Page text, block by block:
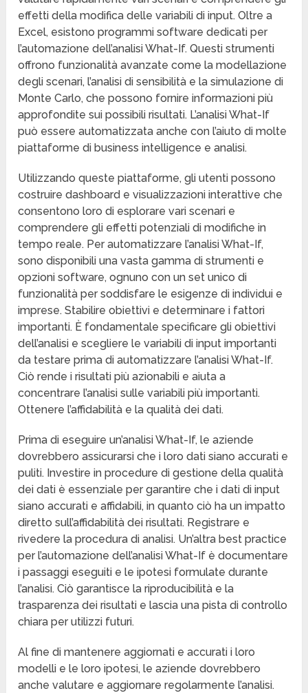
effetti della modifica delle variabili di input. Oltre a
Excel, esistono programmi software dedicati per
l’automazione dell’analisi What-If. Questi strumenti
offrono funzionalità avanzate come la modellazione
degli scenari, l’analisi di sensibilità e la simulazione di
Monte Carlo, che possono fornire informazioni più
approfondite sui possibili risultati. L’analisi What-If
può essere automatizzata anche con l’aiuto di molte
piattaforme di business intelligence e analisi.
Utilizzando queste piattaforme, gli utenti possono
costruire dashboard e visualizzazioni interattive che
consentono loro di esplorare vari scenari e
comprendere gli effetti potenziali di modifiche in
tempo reale. Per automatizzare l’analisi What-If,
sono disponibili una vasta gamma di strumenti e
opzioni software, ognuno con un set unico di
funzionalità per soddisfare le esigenze di individui e
imprese. Stabilire obiettivi e determinare i fattori
importanti. È fondamentale specificare gli obiettivi
dell’analisi e scegliere le variabili di input importanti
da testare prima di automatizzare l’analisi What-If.
Ciò rende i risultati più azionabili e aiuta a
concentrare l’analisi sulle variabili più importanti.
Ottenere l’affidabilità e la qualità dei dati.
Prima di eseguire un’analisi What-If, le aziende
dovrebbero assicurarsi che i loro dati siano accurati e
puliti. Investire in procedure di gestione della qualità
dei dati è essenziale per garantire che i dati di input
siano accurati e affidabili, in quanto ciò ha un impatto
diretto sull’affidabilità dei risultati. Registrare e
rivedere la procedura di analisi. Un’altra best practice
per l’automazione dell’analisi What-If è documentare
i passaggi eseguiti e le ipotesi formulate durante
l’analisi. Ciò garantisce la riproducibilità e la
trasparenza dei risultati e lascia una pista di controllo
chiara per utilizzi futuri.
Al fine di mantenere aggiornati e accurati i loro
modelli e le loro ipotesi, le aziende dovrebbero
anche valutare e aggiornare regolarmente l’analisi.